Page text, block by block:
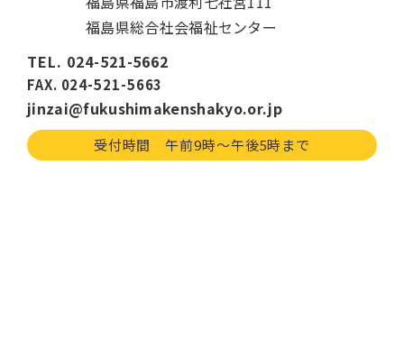
福島県総合社会福祉センター
TEL. 024-521-5662
FAX. 024-521-5663
jinzai@fukushimakenshakyo.or.jp
受付時間 午前9時〜午後5時まで